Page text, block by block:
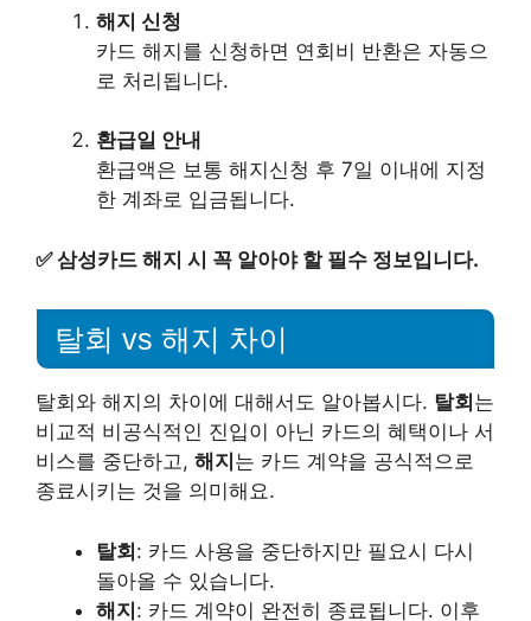
해지 신청
카드 해지를 신청하면 연회비 반환은 자동으
로 처리됩니다.
환급일 안내
환급액은 보통 해지신청 후 7일 이내에 지정
한 계좌로 입금됩니다.
✅삼성카드 해지 시 꼭 알아야 할 필수 정보입니다.
탈회 vs 해지 차이
탈회와 해지의 차이에 대해서도 알아봅시다. 탈회 는
비교적 비공식적인 진입이 아닌 카드의 혜택이나 서
비스를 중단하고, 해지 는 카드 계약을 공식적으로
종료시키는 것을 의미해요.
탈회: 카드 사용을 중단하지만 필요시 다시
돌아올 수 있습니다.
해지: 카드 계약이 완전히 종료됩니다. 이후